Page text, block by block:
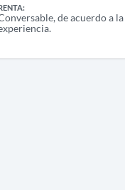
de acuerdo a la